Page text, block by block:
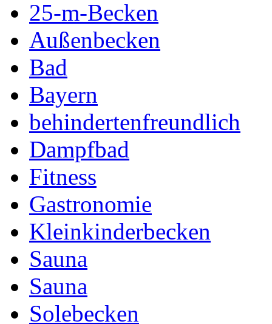
25-m-Becken
Außenbecken
Bad
Bayern
behindertenfreundlich
Dampfbad
Fitness
Gastronomie
Kleinkinderbecken
Sauna
Sauna
Solebecken